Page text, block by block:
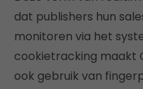
dat publishers hun
monitoren via het
cookietracking maakt
ook gebruik van